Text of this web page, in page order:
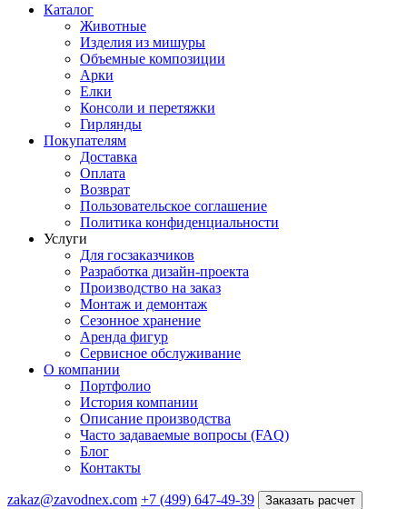
Каталог
Животные
Изделия из мишуры
Объемные композиции
Арки
Елки
Консоли и перетяжки
Гирлянды
Покупателям
Доставка
Оплата
Возврат
Пользовательское соглашение
Политика конфиденциальности
Услуги
Для госзаказчиков
Разработка дизайн-проекта
Производство на заказ
Монтаж и демонтаж
Сезонное хранение
Аренда фигур
Сервисное обслуживание
О компании
Портфолио
История компании
Описание производства
Часто задаваемые вопросы (FAQ)
Блог
Контакты
zakaz@zavodnex.com +7 (499) 647-49-39 Заказать расчет